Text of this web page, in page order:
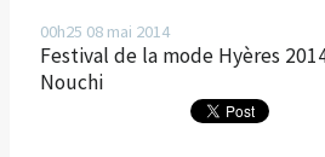
00h25 08 mai 2014
Festival de la mode Hyères
Nouchi